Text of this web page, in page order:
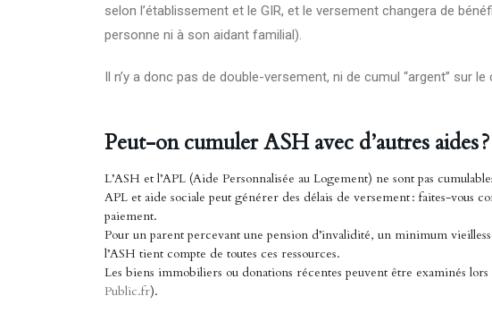
selon l’établissement et le GIR, et le versement changera de
personne ni à son aidant familial).
Il n’y a donc pas de double-versement, ni de cumul “argent” sur
Peut-on cumuler ASH avec d’autres aides
L’ASH et l’APL (Aide Personnalisée au Logement) ne sont pas
APL et aide sociale peut générer des délais de versement : faites-vous
paiement.
Pour un parent percevant une pension d’invalidité, un minimum
l’ASH tient compte de toutes ces ressources.
Les biens immobiliers ou donations récentes peuvent être examinés
Public.fr).